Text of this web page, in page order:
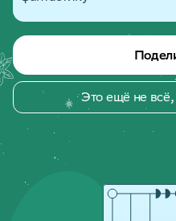
Это ещё не всё,